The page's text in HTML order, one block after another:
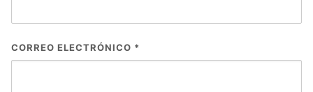
CORREO ELECTRÓNICO *